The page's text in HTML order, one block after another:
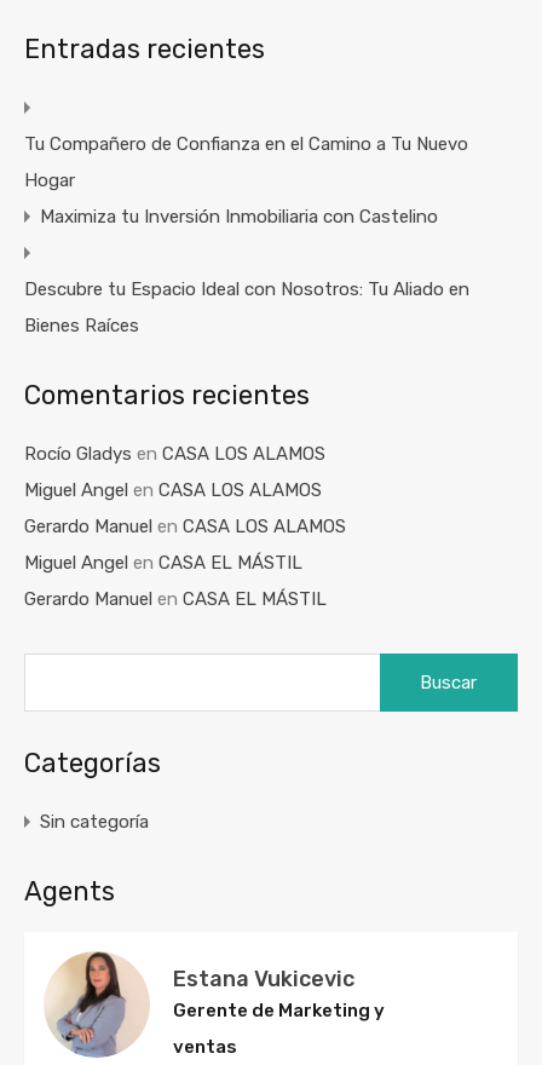
Entradas recientes
Tu Compañero de Confianza en el Camino a Tu Nuevo
Hogar
Maximiza tu Inversión Inmobiliaria con Castelino
Descubre tu Espacio Ideal con Nosotros: Tu Aliado en
Bienes Raíces
Comentarios recientes
Rocío Gladys en CASA LOS ALAMOS
Miguel Angel en CASA LOS ALAMOS
Gerardo Manuel en CASA LOS ALAMOS
Miguel Angel en CASA EL MÁSTIL
Gerardo Manuel en CASA EL MÁSTIL
Categorías
Sin categoría
Agents
Estana Vukicevic
Gerente de Marketing y
ventas